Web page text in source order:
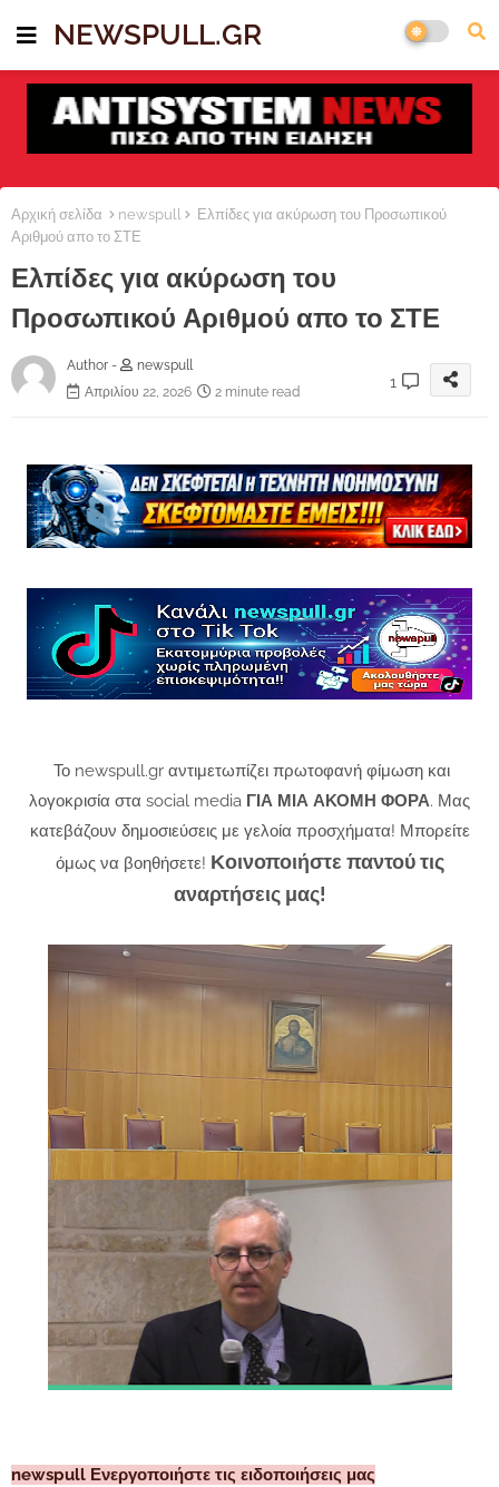
NEWSPULL.GR
Αρχική σελίδα newspull
Ελπίδες για ακύρωση του Προσωπικού
Αριθμού απο το ΣΤΕ
Ελπίδες για ακύρωση του
Προσωπικού Αριθμού απο το ΣΤΕ
Author -
newspull
Απριλίου 22, 2026
2 minute read
1
Το newspull.gr αντιμετωπίζει πρωτοφανή φίμωση και
λογοκρισία στα social media ΓΙΑ ΜΙΑ ΑΚΟΜΗ ΦΟΡΑ. Μας
κατεβάζουν δημοσιεύσεις με γελοία προσχήματα! Μπορείτε
όμως να βοηθήσετε! Κοινοποιήστε παντού τις
αναρτήσεις μας!
newspull Ενεργοποιήστε τις ειδοποιήσεις μας